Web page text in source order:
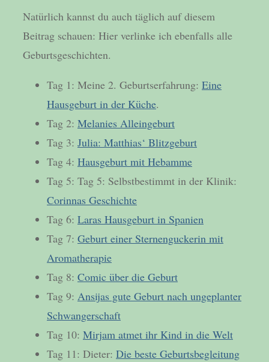
Natürlich kannst du auch täglich auf diesem
Beitrag schauen: Hier verlinke ich ebenfalls alle
Geburtsgeschichten.
Tag 1: Meine 2. Geburtserfahrung: Eine
Hausgeburt in der Küche.
Tag 2: Melanies Alleingeburt
Tag 3: Julia: Matthias‘ Blitzgeburt
Tag 4: Hausgeburt mit Hebamme
Tag 5: Tag 5: Selbstbestimmt in der Klinik:
Corinnas Geschichte
Tag 6: Laras Hausgeburt in Spanien
Tag 7: Geburt einer Sternenguckerin mit
Aromatherapie
Tag 8: Comic über die Geburt
Tag 9: Ansijas gute Geburt nach ungeplanter
Schwangerschaft
Tag 10: Mirjam atmet ihr Kind in die Welt
Tag 11: Dieter: Die beste Geburtsbegleitung